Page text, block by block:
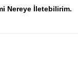
Nereye İletebilirim.